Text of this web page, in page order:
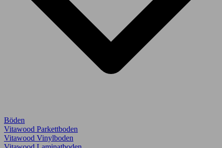
Böden
Vitawood Parkettboden
Vitawood Vinylboden